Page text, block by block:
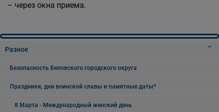
– через окна приема.
Разное
Безопасность Беловского городского округа
Праздники, дни воинской славы и памятные даты*
8 Марта - Международный женский день